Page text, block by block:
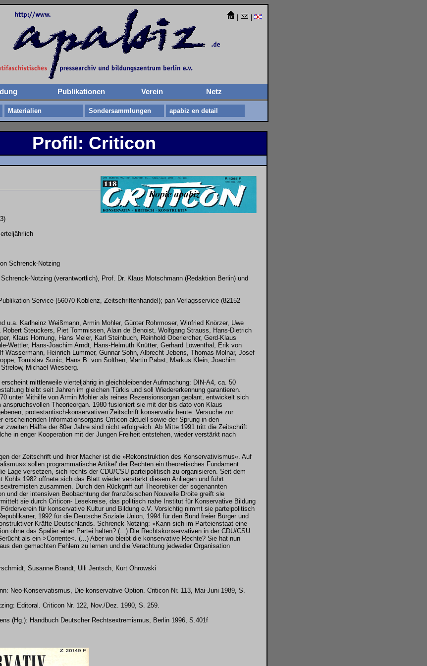
Publikationen Verein Netz
Materialien Sondersammlungen apabiz en detail
Profil: Criticon
Schrenck-Notzing
Notzing (verantwortlich), Prof. Dr. Klaus Motschmann (Redaktion Berlin) und
Service (56070 Koblenz, Zeitschriftenhandel); pan-Verlagsservice (82152
u.a. Karlheinz Weißmann, Armin Mohler, Günter Rohrmoser, Winfried Knörzer, Uwe
Robert Steuckers, Piet Tommissen, Alain de Benoist, Wolfgang Strauss, Hans-Dietrich
Klaus Hornung, Hans Meier, Karl Steinbuch, Reinhold Oberlercher, Gerd-Klaus
Wettler, Hans-Joachim Arndt, Hans-Helmuth Knütter, Gerhard Löwenthal, Erik von
Wassermann, Heinrich Lummer, Gunnar Sohn, Albrecht Jebens, Thomas Molnar, Josef
Tomislav Sunic, Hans B. von Solthen, Martin Pabst, Markus Klein, Joachim
Michael Wiesberg.
mittlerweile vierteljährig in gleichbleibender Aufmachung: DIN-A4, ca. 50
bleibt seit Jahren im gleichen Türkis und soll Wiedererkennung garantieren.
unter Mithilfe von Armin Mohler als reines Rezensionsorgan geplant, entwickelt sich
Theorieorgan. 1980 fusioniert sie mit der bis dato von Klaus
protestantisch-konservativen Zeitschrift konservativ heute. Versuche zur
erscheinenden Informationsorgans Criticon aktuell sowie der Sprung in den
zweiten Hälfte der 80er Jahre sind nicht erfolgreich. Ab Mitte 1991 tritt die Zeitschrift
in enger Kooperation mit der Jungen Freiheit entstehen, wieder verstärkt nach
der Zeitschrift und ihrer Macher ist die »Rekonstruktion des Konservativismus«. Auf
sollen programmatische Artikel' der Rechten ein theoretisches Fundament
Lage versetzen, sich rechts der CDU/CSU parteipolitisch zu organisieren. Seit dem
Kohls 1982 öffnete sich das Blatt wieder verstärkt diesem Anliegen und führt
zusammen. Durch den Rückgriff auf Theoretiker der sogenannten
und der intensiven Beobachtung der französischen Nouvelle Droite greift sie
sie durch Criticon- Lesekreise, das politisch nahe Institut für Konservative Bildung
für konservative Kultur und Bildung e.V. Vorsichtig nimmt sie parteipolitisch
1992 für die Deutsche Soziale Union, 1994 für den Bund freier Bürger und
Kräfte Deutschlands. Schrenck-Notzing: »Kann sich im Parteienstaat eine
ohne das Spalier einer Partei halten? (...) Die Rechtskonservativen in der CDU/CSU
als ein >Corrente<. (...) Aber wo bleibt die konservative Rechte? Sie hat nun
den gemachten Fehlem zu lernen und die Verachtung jedweder Organisation
Susanne Brandt, Ulli Jentsch, Kurt Ohrowski
Neo-Konservatismus, Die konservative Option. Criticon Nr. 113, Mai-Juni 1989, S.
Editoral. Criticon Nr. 122, Nov./Dez. 1990, S. 259.
(Hg.): Handbuch Deutscher Rechtsextremismus , Berlin 1996, S.401f